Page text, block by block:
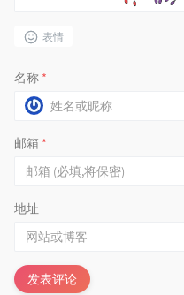
表情
名称 *
邮箱 *
地址
发表评论